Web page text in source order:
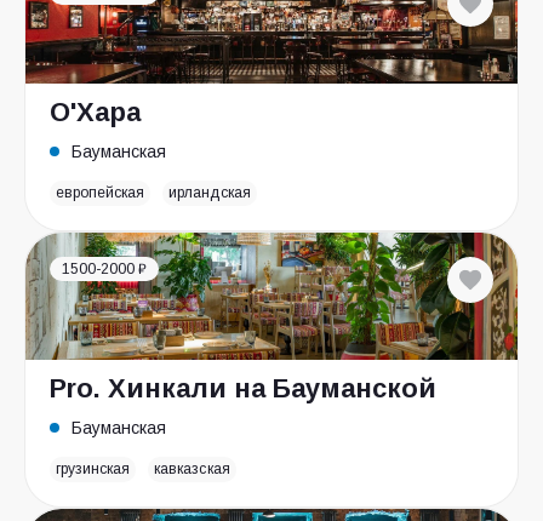
О'Хара
Бауманская
европейская ирландская
1500-2000 ₽
Pro. Хинкали на Бауманской
Бауманская
грузинская кавказская